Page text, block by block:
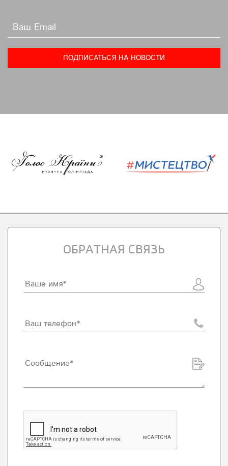
ОБРАТНАЯ СВЯЗЬ